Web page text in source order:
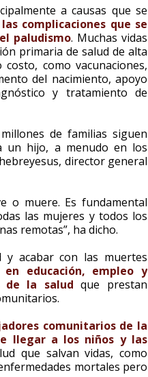
a causas que se
complicaciones que se
paludismo. Muchas vidas
primaria de salud de alta
como vacunaciones,
del nacimiento, apoyo
y tratamiento de
de familias siguen
un hijo, a menudo en los
director general
o muere. Es fundamental
las mujeres y todos los
remotas”, ha dicho.
y acabar con las muertes
educación, empleo y
de la salud que prestan
comunitarios de la
llegar a los niños y las
que salvan vidas, como
mortales pero